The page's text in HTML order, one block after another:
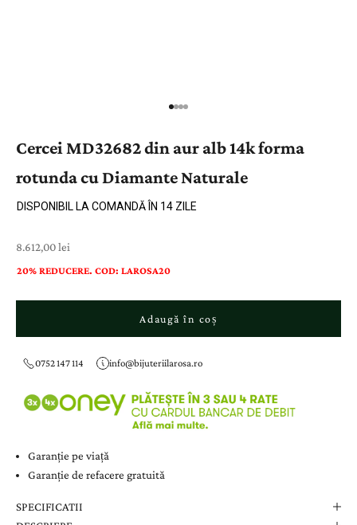
Cercei MD32682 din aur alb 14k forma
rotunda cu Diamante Naturale
DISPONIBIL LA COMANDĂ ÎN 14 ZILE
Preț cu reducere
8.612,00 lei
20% REDUCERE. COD: LAROSA20
Adaugă în coș
0752 147 114 info@bijuteriilarosa.ro
Garanție pe viață
Garanție de refacere gratuită
SPECIFICATII